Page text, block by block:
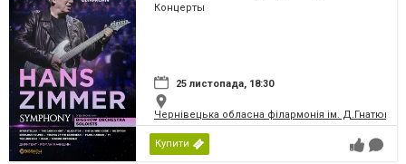
Концерты
25 листопада, 18:30
Чернівецька обласна філармонія ім. Д.Гнатюка
Купити